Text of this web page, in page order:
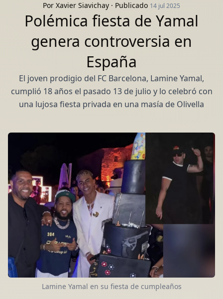
Por Xavier Siavichay · Publicado 14 jul 2025
Polémica fiesta de Yamal
genera controversia en
España
El joven prodigio del FC Barcelona, Lamine Yamal,
cumplió 18 años el pasado 13 de julio y lo celebró con
una lujosa fiesta privada en una masía de Olivella
Lamine Yamal en su fiesta de cumpleaños